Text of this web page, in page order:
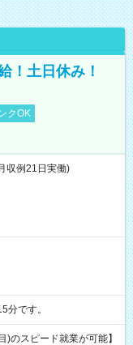
！土日休み！
クOK
収例21日実働)
15分です。
のスピード就業が可能】